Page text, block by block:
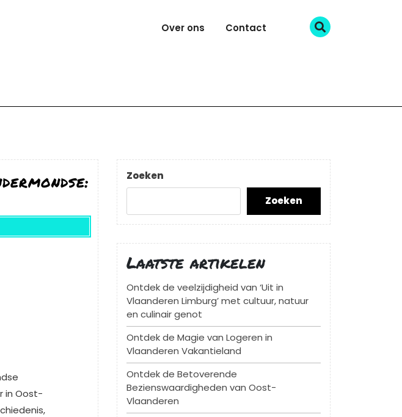
Over ons Contact
in Oost-
Zoeken
Zoeken
Laatste artikelen
Ontdek de veelzijdigheid van ‘Uit in
Vlaanderen Limburg’ met cultuur, natuur
en culinair genot
Ontdek de Magie van Logeren in
Vlaanderen Vakantieland
Ontdek de Betoverende
Bezienswaardigheden van Oost-
Vlaanderen